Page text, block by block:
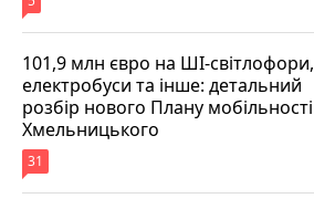
101,9 млн євро на ШІ-світлофори,
електробуси та інше: детальний
розбір нового Плану мобільності
Хмельницького
31